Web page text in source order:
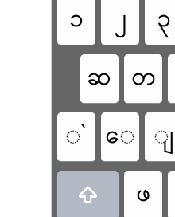
၁ ၂ ၃
ဆ တ
◌` ​ေ ျ
 ဖ